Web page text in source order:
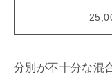
分別が不十分な混